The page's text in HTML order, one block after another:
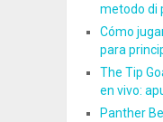
metodo di
Cómo
para
The Tip
en vivo:
Panther